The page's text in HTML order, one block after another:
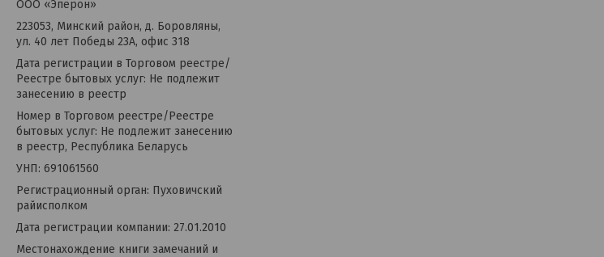
OOO «Эперон»
223053, Минский район, д. Боровляны,
ул. 40 лет Победы 23А, офис 318
Дата регистрации в Торговом реестре/
Реестре бытовых услуг: Не подлежит
занесению в реестр
Номер в Торговом реестре/Реестре
бытовых услуг: Не подлежит занесению
в реестр, Республика Беларусь
УНП: 691061560
Регистрационный орган: Пуховичский
райисполком
Дата регистрации компании: 27.01.2010
Местонахождение книги замечаний и